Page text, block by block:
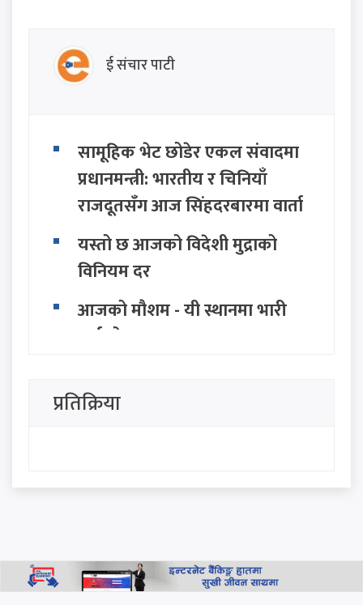
ई संचार पाटी
सामूहिक भेट छोडेर एकल संवादमा
प्रधानमन्त्री: भारतीय र चिनियाँ
राजदूतसँग आज सिंहदरबारमा वार्ता
यस्तो छ आजको विदेशी मुद्राको
विनियम दर
आजको मौशम - यी स्थानमा भारी
वर्षाको सम्भावना
पशुपतिनाथमा भक्तजनको ओइरो,
साउन २५ गते सोमबार, हेर्नुहोस
थप हेर्नुहोस
प्रतिक्रिया